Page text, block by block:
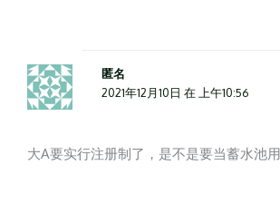
匿名
2021年12月10日 在 上午10:56
大A要实行注册制了，是不是要当蓄水池用